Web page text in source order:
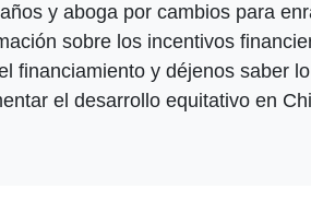
y aboga por cambios para
sobre los incentivos
financiamiento y déjenos saber
el desarrollo equitativo en